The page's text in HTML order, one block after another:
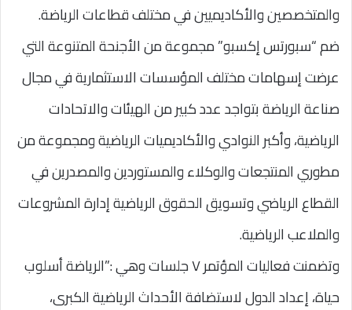
والمتخصصين والأكاديميين في مختلف قطاعات الرياضة.
ضم “سبورتس إكسبو” مجموعة من الأجنحة المتنوعة التي
عرضت إسهامات مختلف المؤسسات الاستثمارية في مجال
صناعة الرياضة بتواجد عدد كبير من الهيئات والاتحادات
الرياضية، وأكبر النوادي والأكاديميات الرياضية ومجموعة من
مطوري المنتجعات والوكلاء والمستوردين والمصدرين في
القطاع الرياضي وتسويق الحقوق الرياضية إدارة المشروعات
والملاعب الرياضية.
وتضمنت فعاليات المؤتمر ٧ جلسات وهي :”الرياضة أسلوب
حياة، إعداد الدول لاستضافة الأحداث الرياضية الكبرى،